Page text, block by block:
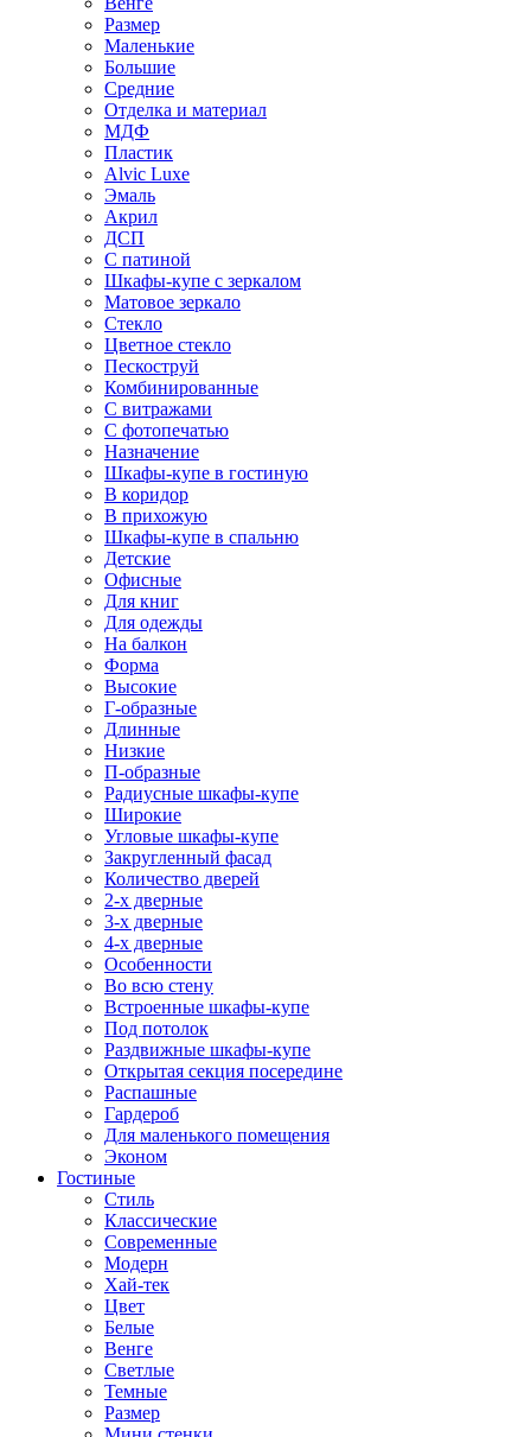
Размер
Маленькие
Большие
Средние
Отделка и материал
МДФ
Пластик
Alvic Luxe
Эмаль
Акрил
ДСП
С патиной
Шкафы-купе с зеркалом
Матовое зеркало
Стекло
Цветное стекло
Пескоструй
Комбинированные
С витражами
С фотопечатью
Назначение
Шкафы-купе в гостиную
В коридор
В прихожую
Шкафы-купе в спальню
Детские
Офисные
Для книг
Для одежды
На балкон
Форма
Высокие
Г-образные
Длинные
Низкие
П-образные
Радиусные шкафы-купе
Широкие
Угловые шкафы-купе
Закругленный фасад
Количество дверей
2-х дверные
3-х дверные
4-х дверные
Особенности
Во всю стену
Встроенные шкафы-купе
Под потолок
Раздвижные шкафы-купе
Открытая секция посередине
Распашные
Гардероб
Для маленького помещения
Эконом
Гостиные
Стиль
Классические
Современные
Модерн
Хай-тек
Цвет
Белые
Венге
Светлые
Темные
Размер